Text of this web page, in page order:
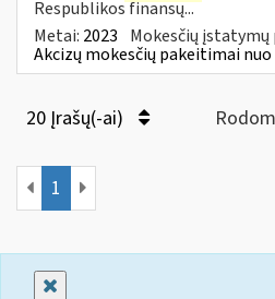
Respublikos finansų...
Metai: 2023 Mokesčių
Akcizų mokesčių pakeitimai nuo
20 Įrašų(-ai)
1